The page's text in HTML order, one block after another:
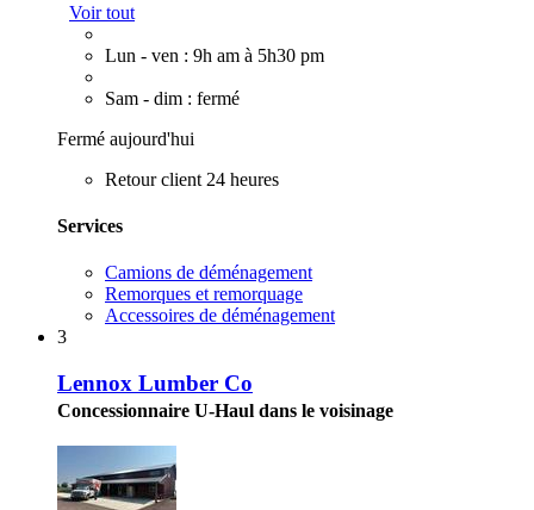
Voir tout
Lun - ven : 9h am à 5h30 pm
Sam - dim : fermé
Fermé aujourd'hui
Retour client 24 heures
Services
Camions de déménagement
Remorques et remorquage
Accessoires de déménagement
3
Lennox Lumber Co
Concessionnaire U-Haul dans le voisinage